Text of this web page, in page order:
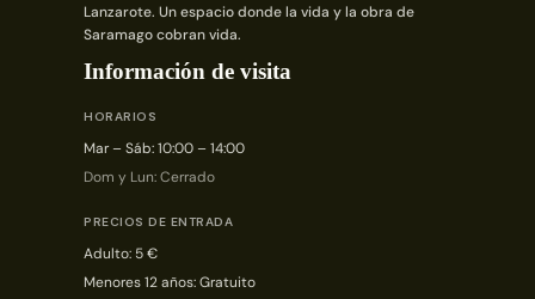
Lanzarote. Un espacio donde la vida y la obra de
Saramago cobran vida.
Información de visita
HORARIOS
Mar – Sáb: 10:00 – 14:00
Dom y Lun: Cerrado
PRECIOS DE ENTRADA
Adulto: 5 €
Menores 12 años: Gratuito